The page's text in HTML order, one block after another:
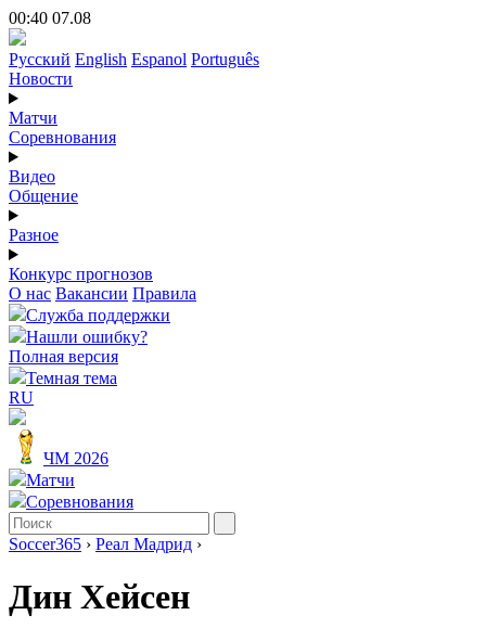
00:40 07.08
Русский English Espanol Português
Новости
Матчи
Соревнования
Видео
Общение
Разное
Конкурс прогнозов
О нас Вакансии Правила
Служба поддержки
Нашли ошибку?
Полная версия
Темная тема
RU
ЧМ 2026
Матчи
Соревнования
Soccer365 › Реал Мадрид ›
Дин Хейсен